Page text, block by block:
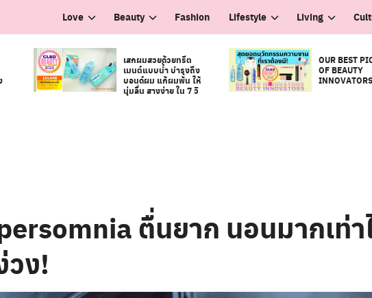
Love Beauty Fashion Lifestyle Living
เสกผมสวยด้วยทรีต
เมนต์แบบน้ำ บำรุงถึง
บอนด์ผม แก้ผมพัน ให้
นุ่มลื่น สางง่าย ใน 7 วิ
OUR BEST
OF BEAUTY
INNOVATORS
ตื่นยาก นอนมากเท่า
วง!